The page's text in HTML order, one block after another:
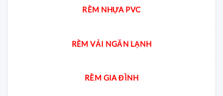
RÈM NHỰA PVC
RÈM VẢI NGĂN LẠNH
RÈM GIA ĐÌNH